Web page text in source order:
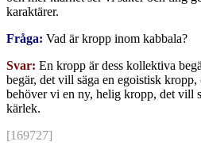
karaktärer.
Fråga: Vad är kropp inom kabbala?
Svar: En kropp är dess kollektiva
begär, det vill säga en egoistisk
behöver vi en ny, helig kropp, det vill
kärlek.
[169727]